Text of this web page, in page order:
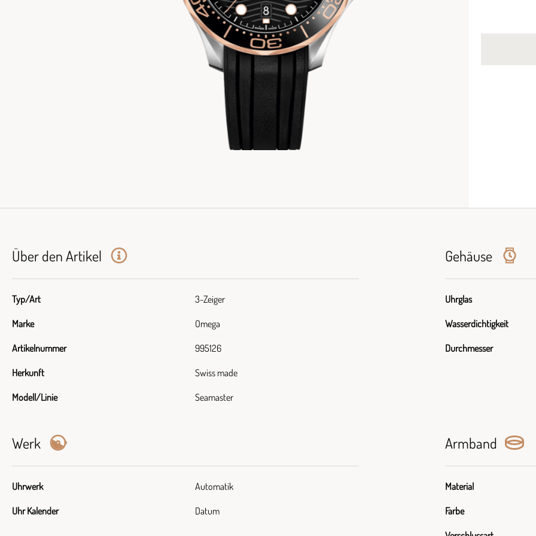
Über den Artikel
Typ/Art 3-Zeiger
Marke Omega
Artikelnummer 995126
Herkunft Swiss made
Modell/Linie Seamaster
Gehäuse
Uhrglas
Wasserdichtigkeit
Durchmesser
Werk
Uhrwerk Automatik
Uhr Kalender Datum
Armband
Material
Farbe